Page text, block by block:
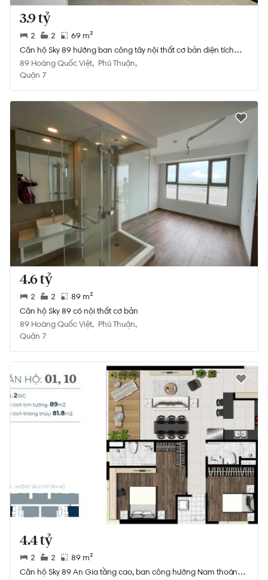
3.9 tỷ
2 2
69 m²
Căn hộ Sky 89 hướng ban công tây nội thất cơ bản diện tích
69m²
89 Hoàng Quốc Việt
Phú Thuận
Quận 7
4.6 tỷ
2 2
89 m²
Căn hộ Sky 89 có nội thất cơ bản
89 Hoàng Quốc Việt
Phú Thuận
Quận 7
4.4 tỷ
2 2
89 m²
Căn hộ Sky 89 An Gia tầng cao, ban công hướng Nam thoáng